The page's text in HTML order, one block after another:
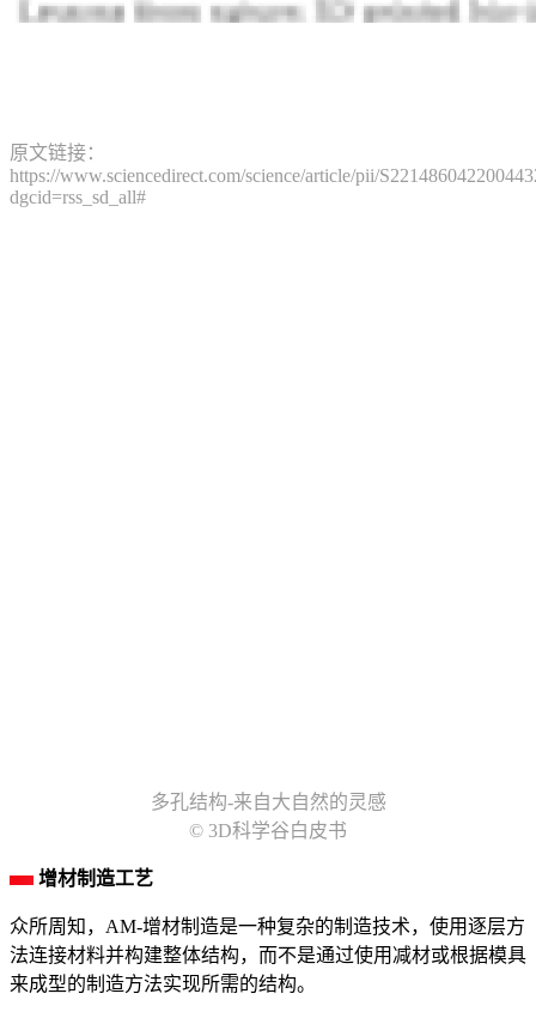
原文链接：
https://www.sciencedirect.com/science/article/pii/
dgcid=rss_sd_all#
多孔结构-来自大自然的灵感
© 3D科学谷白皮书
增材制造工艺
众所周知，AM-增材制造是一种复杂的制造技术，使用逐层方
法连接材料并构建整体结构，而不是通过使用减材或根据模具
来成型的制造方法实现所需的结构。